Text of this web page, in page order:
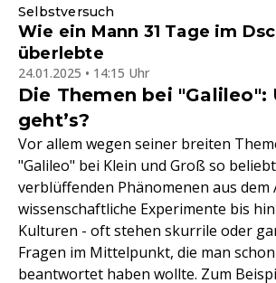
Selbstversuch
Wie ein Mann 31 Tage im
überlebte
24.01.2025 • 14:15 Uhr
Die Themen bei "Galileo":
geht’s?
Vor allem wegen seiner breiten
"Galileo" bei Klein und Groß so
verblüffenden Phänomenen aus dem
wissenschaftliche Experimente bis
Kulturen - oft stehen skurrile oder
Fragen im Mittelpunkt, die man
beantwortet haben wollte. Zum